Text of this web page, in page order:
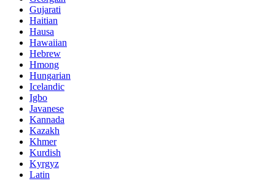
Gujarati
Haitian
Hausa
Hawaiian
Hebrew
Hmong
Hungarian
Icelandic
Igbo
Javanese
Kannada
Kazakh
Khmer
Kurdish
Kyrgyz
Latin